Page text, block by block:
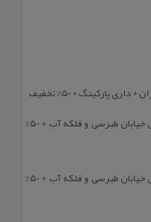
پارکینگ + 50% تخفیف
لیست هتل آپارتمان های مشهد در هتل خیابان طبرسی و فلکه آب + 50%
لیست هتل آپارتمان های مشهد در هتل خیابان طبرسی و فلکه آب + 50%